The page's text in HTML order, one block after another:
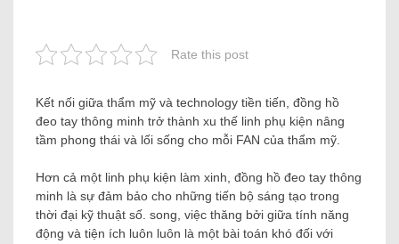
Rate this post
Kết nối giữa thẩm mỹ và technology tiền tiến, đồng hồ
đeo tay thông minh trở thành xu thế linh phụ kiện nâng
tầm phong thái và lối sống cho mỗi FAN của thẩm mỹ.
Hơn cả một linh phụ kiện làm xinh, đồng hồ đeo tay thông
minh là sự đảm bảo cho những tiến bộ sáng tạo trong
thời đại kỹ thuật số. song, việc thăng bởi giữa tính năng
động và tiện ích luôn luôn là một bài toán khó đối với